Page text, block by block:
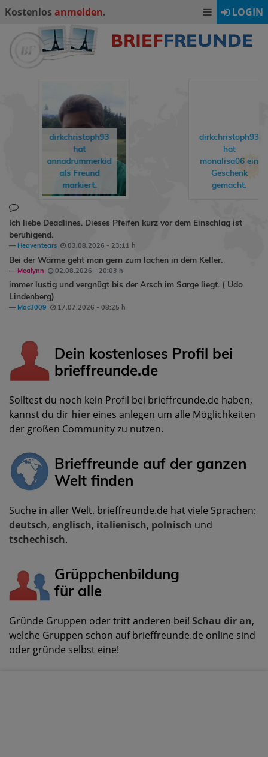
Kostenlos anmelden. LOGIN
dirkchristoph93
hat
monalisa06ein
Geschenk
gemacht.
HelloKitty1111
hatJassyals
Freund markiert.
Ich liebe Deadlines. Dieses Pfeifen kurz vor dem Einschlag ist
beruhigend.
Heaventears 03.08.2026 - 23:11 h
Bei der Wärme geht man gern zum lachen in dem Keller.
Mealynn 02.08.2026 - 20:03 h
immer lustig und vergnügt bis der Arsch im Sarge liegt. ( Udo
Lindenberg)
Mac3009 17.07.2026 - 08:25 h
Dein kostenloses Profil bei
brieffreunde.de
Solltest du noch kein Profil bei brieffreunde.de haben,
kannst du dir hier eines anlegen um alle Möglichkeiten
der großen Community zu nutzen.
Brieffreunde auf der ganzen
Welt finden
Suche in aller Welt. brieffreunde.de hat viele Sprachen:
deutsch, englisch, italienisch, polnisch und
tschechisch.
Grüppchenbildung
für alle
Gründe Gruppen oder tritt anderen bei! Schau dir an,
welche Gruppen schon auf brieffreunde.de online sind
oder gründe selbst eine!